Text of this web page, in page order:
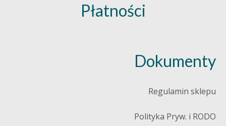
Płatności
Dokumenty
Regulamin sklepu
Polityka Pryw. i RODO